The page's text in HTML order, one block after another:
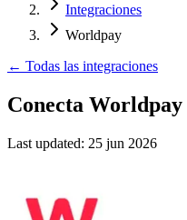
Integraciones
Worldpay
← Todas las integraciones
Conecta Worldpay
Last updated: 25 jun 2026